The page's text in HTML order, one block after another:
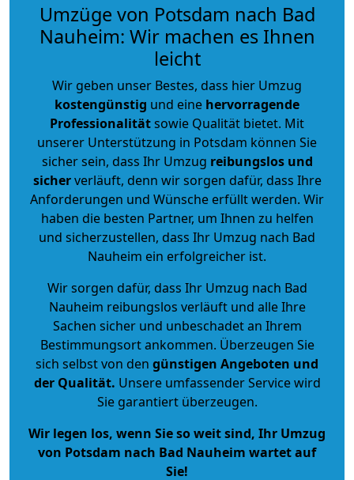
Umzüge von Potsdam nach Bad
Nauheim: Wir machen es Ihnen
leicht
Wir geben unser Bestes, dass hier Umzug
kostengünstig und eine hervorragende
Professionalitätsowie Qualität bietet. Mit
unserer Unterstützung in Potsdam können Sie
sicher sein, dass Ihr Umzug reibungslos und
sicherverläuft, denn wir sorgen dafür, dass Ihre
Anforderungen und Wünsche erfüllt werden. Wir
haben die besten Partner, um Ihnen zu helfen
und sicherzustellen, dass Ihr Umzug nach Bad
Nauheim ein erfolgreicher ist.
Wir sorgen dafür, dass Ihr Umzug nach Bad
Nauheim reibungslos verläuft und alle Ihre
Sachen sicher und unbeschadet an Ihrem
Bestimmungsort ankommen. Überzeugen Sie
sich selbst von den günstigen Angeboten und
der Qualität. Unsere umfassender Service wird
Sie garantiert überzeugen.
Wir legen los, wenn Sie so weit sind, Ihr Umzug
von Potsdam nach Bad Nauheim wartet auf
Sie!